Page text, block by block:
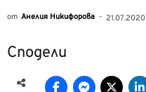
от Анелия Никифорова - 21.07.2020
Сподели